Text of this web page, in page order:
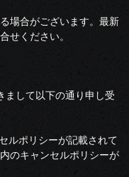
場合がございます。最新
せください。
まして以下の通り申し受
ルポリシーが記載されて
のキャンセルポリシーが